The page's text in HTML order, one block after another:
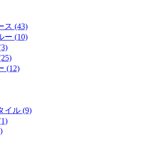
ス (43)
ー (10)
(12)
イル (9)